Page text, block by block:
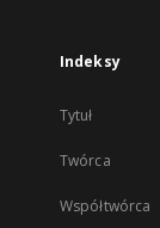
Indeksy
Tytuł
Twórca
Współtwórca